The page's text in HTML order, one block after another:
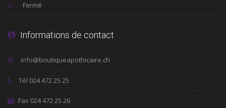
Di Fermé
Informations de contact
Tél 024 472 25 25
Fax 024 472 25 26